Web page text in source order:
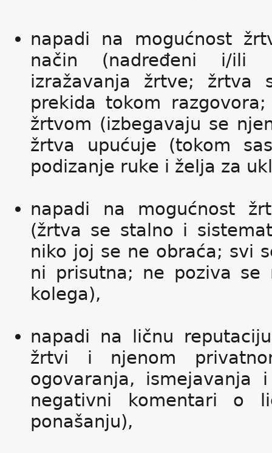
napadi na mogućnost
način (nadređeni i/ili
izražavanja žrtve; žrtva
prekida tokom
žrtvom (izbegavaju se
žrtva upućuje (tokom
podizanje ruke i želja za
napadi na mogućnost
(žrtva se stalno i
niko joj se ne obraća; svi
ni prisutna; ne poziva se
kolega),
napadi na ličnu
žrtvi i njenom
ogovaranja, ismejavanja
negativni komentari o
ponašanju),